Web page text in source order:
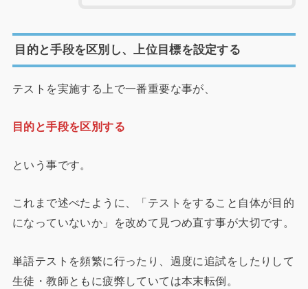
目的と手段を区別し、上位目標を設定する
テストを実施する上で一番重要な事が、
目的と手段を区別する
という事です。
これまで述べたように、「テストをすること自体が目的
になっていないか」を改めて見つめ直す事が大切です。
単語テストを頻繁に行ったり、過度に追試をしたりして
生徒・教師ともに疲弊していては本末転倒。